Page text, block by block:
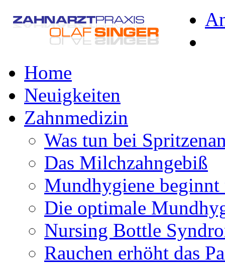
Home
Neuigkeiten
Zahnmedizin
Was tun bei
Das Milchzahngebiß
Mundhygiene beginnt
Die optimale
Nursing Bottle
Rauchen erhöht das